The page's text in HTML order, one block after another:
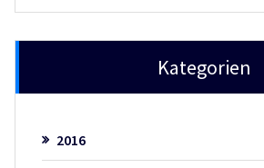
Kategorien
2016